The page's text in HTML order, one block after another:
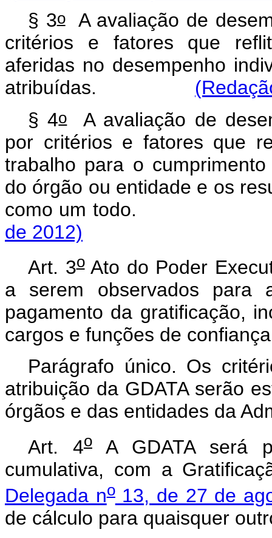
§ 3oA avaliação de
critérios e fatores que
aferidas no desempenho
atribuídas.
§ 4oA avaliação de
por critérios e fatores que
trabalho para o
do órgão ou entidade e os
como um
de 2012)
Art. 3oAto do Poder
a serem observados para
pagamento da gratificação,
cargos e funções de
Parágrafo único. Os
atribuição da GDATA serão
órgãos e das entidades da
Art. 4oA GDATA será
cumulativa, com a
Delegada no13, de 27 de
de cálculo para quaisquer